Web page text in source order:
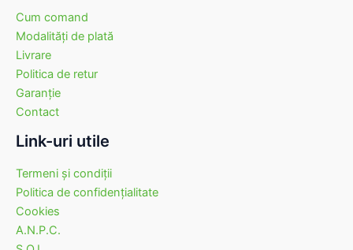
Cum comand
Modalităţi de plată
Livrare
Politica de retur
Garanţie
Contact
Link-uri utile
Termeni şi condiţii
Politica de confidenţialitate
Cookies
A.N.P.C.